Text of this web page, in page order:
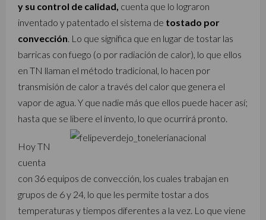
y su control de calidad, cuenta que lo lograron
inventado y patentado el sistema de tostado por
convección. Lo que significa que en lugar de tostar las
barricas con fuego (o por radiación de calor), lo que ellos
en TN llaman el método tradicional, lo hacen por
transmisión de calor a través del calor que genera el
vapor de agua. Y que nadie más que ellos puede hacer así;
hasta que se libere el invento, lo que ocurrirá pronto.
Hoy TN
cuenta
con 36 equipos de convección, los cuales trabajan en
grupos de 6 y 24, lo que les permite tostar a dos
temperaturas y tiempos diferentes a la vez. Lo que viene